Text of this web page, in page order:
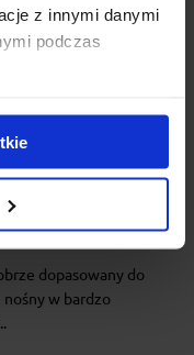
z innymi danymi
podczas
5002 i belki A46
dopasowany do
w bardzo